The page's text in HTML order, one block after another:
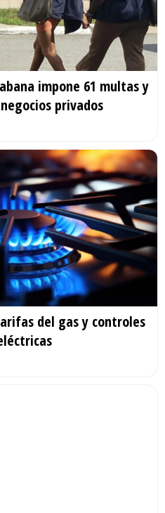
impone 61 multas y
privados
del gas y controles